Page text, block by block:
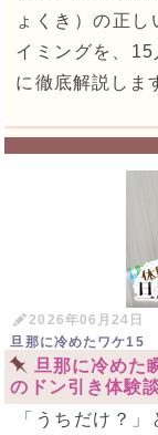
ょくき）の正
イミングを、15
に徹底解説しま
2026年06月24日
旦那に冷めたワケ15
旦那に冷めた
のドン引き体験
「うちだけ？